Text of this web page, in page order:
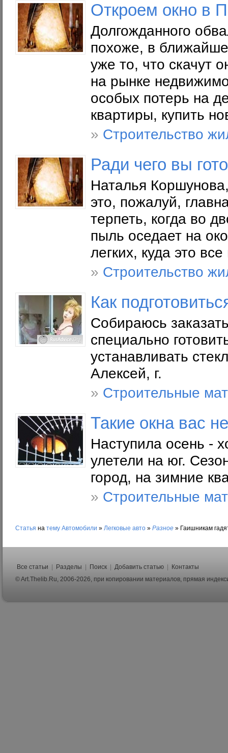
Откроем окно в
Долгожданного
похоже, в
уже то, что скачут
на рынке
особых потерь на
квартиры, купить
» Строительство
Ради чего вы
Наталья
это, пожалуй,
терпеть, когда во
пыль оседает на
легких, куда это
» Строительство
Как
Собираюсь
специально
устанавливать
Алексей, г.
» Строительные
Такие окна вас
Наступила осень -
улетели на юг.
город, на зимние
» Строительные
Статья на тему Автомобили » Легковые авто » Разное » Гаишникам
Все статьи Разделы Поиск Добавить статью
Контакты
© Art.Thelib.Ru, 2006-2026, при копировании материалов, прямая